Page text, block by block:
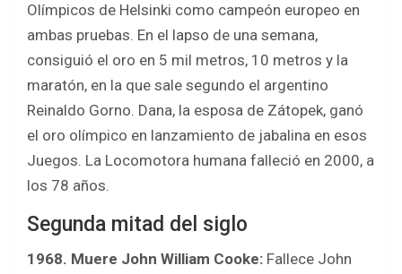
Olímpicos de Helsinki como campeón europeo en
ambas pruebas. En el lapso de una semana,
consiguió el oro en 5 mil metros, 10 metros y la
maratón, en la que sale segundo el argentino
Reinaldo Gorno. Dana, la esposa de Zátopek, ganó
el oro olímpico en lanzamiento de jabalina en esos
Juegos. La Locomotora humana falleció en 2000, a
los 78 años.
Segunda mitad del siglo
1968. Muere John William Cooke: Fallece John